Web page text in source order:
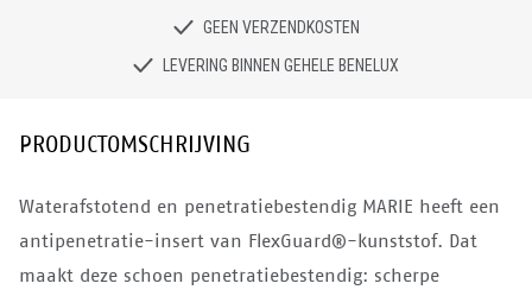
GEEN VERZENDKOSTEN
LEVERING BINNEN GEHELE BENELUX
PRODUCTOMSCHRIJVING
Waterafstotend en penetratiebestendig MARIE heeft een
antipenetratie-insert van FlexGuard®-kunststof. Dat
maakt deze schoen penetratiebestendig: scherpe